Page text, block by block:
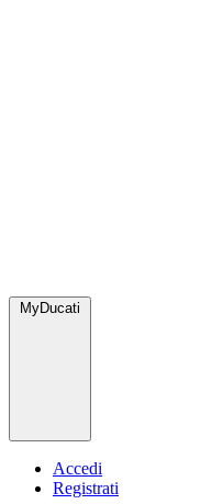
MyDucati
Accedi
Registrati